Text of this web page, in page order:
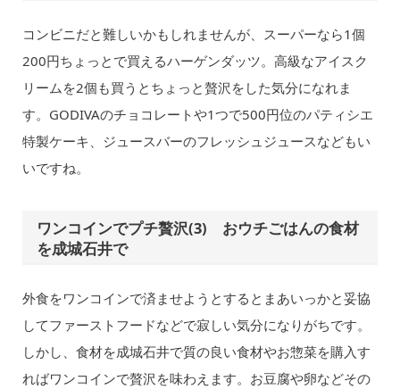
コンビニだと難しいかもしれませんが、スーパーなら1個
200円ちょっとで買えるハーゲンダッツ。高級なアイスク
リームを2個も買うとちょっと贅沢をした気分になれま
す。GODIVAのチョコレートや1つで500円位のパティシエ
特製ケーキ、ジュースバーのフレッシュジュースなどもい
いですね。
ワンコインでプチ贅沢(3) おウチごはんの食材
を成城石井で
外食をワンコインで済ませようとするとまあいっかと妥協
してファーストフードなどで寂しい気分になりがちです。
しかし、食材を成城石井で質の良い食材やお惣菜を購入す
ればワンコインで贅沢を味わえます。お豆腐や卵などその